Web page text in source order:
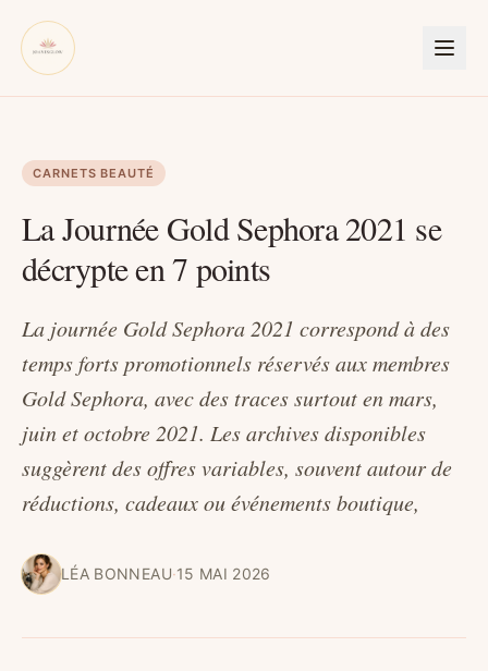
CARNETS BEAUTÉ
La Journée Gold Sephora 2021 se
décrypte en 7 points
La journée Gold Sephora 2021 correspond à des
temps forts promotionnels réservés aux membres
Gold Sephora, avec des traces surtout en mars,
juin et octobre 2021. Les archives disponibles
suggèrent des offres variables, souvent autour de
réductions, cadeaux ou événements boutique,
LÉA BONNEAU·15 MAI 2026